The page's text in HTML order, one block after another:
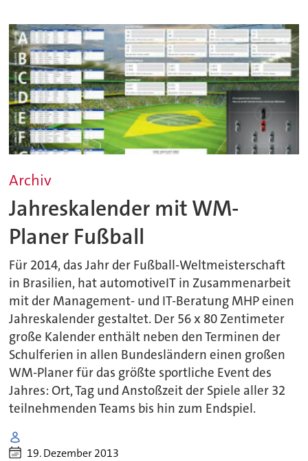
Archiv
Jahreskalender mit WM-
Planer Fußball
Für 2014, das Jahr der Fußball-Weltmeisterschaft
in Brasilien, hat automotiveIT in Zusammenarbeit
mit der Management- und IT-Beratung MHP einen
Jahreskalender gestaltet. Der 56 x 80 Zentimeter
große Kalender enthält neben den Terminen der
Schulferien in allen Bundesländern einen großen
WM-Planer für das größte sportliche Event des
Jahres: Ort, Tag und Anstoßzeit der Spiele aller 32
teilnehmenden Teams bis hin zum Endspiel.
19. Dezember 2013